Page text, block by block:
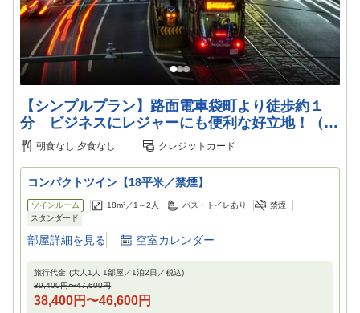
【シンプルプラン】路面電車袋町より徒歩約１
分 ビジネスにレジャーにも便利な好立地！（素
泊り）
朝食なし 夕食なし クレジットカード
コンパクトツイン【18平米／禁煙】
ツインルーム 18m²／1～2 人 バス・トイレあり
禁煙
スタンダード
部屋詳細を見る 空室カレンダー
旅行代金 (大人1人 1部屋／1泊2日／税込)
39,400円〜47,600円
38,400円 〜46,600円